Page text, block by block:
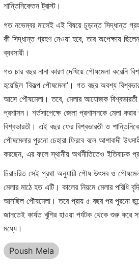
শান্তিনিকেতন ট্রাস্ট।
গত নভেম্বর মাসেই এই বিষয়ে চূড়ান্ত সিদ্ধান্ত
কী সিদ্ধান্ত গ্রহণ নেওয়া হবে, তার অপেক্ষায়
ব্যবসায়ী।
গত চার বছর নানা কারণ দেখিয়ে পৌষমেলা করেনি
হয়েছিল ‘বিকল্প পৌষমেলা’। গত বছর অবশ্য
আসে পৌষমেলা। তবে, মেলার আযোজক বিশ্বভারতী
প্রশাসন। শর্তসাপেক্ষে জেলা প্রশাসনকে মেলা করার
বিশ্বভারতী। এই বছর ফের বিশ্বভারতী ও
পৌষমেলার পুরনো চেহারা ফিরবে বলে আশাবাদী
করছেন, এর ফলে স্থানীয় অর্থনীতিতেও ইতিবাচক
চিরাচরিত সেই প্রথা অনুযায়ী পৌষ উৎসব ও
মেলার মাঠে হত এটি। কালের নিয়মে মেলার পরিধি
আসছিল পৌষমেলা। তবে প্রায় ৫ বছর পর পুরনো
জানতেই কার্যত খুশির হাওয়া পর্যটক থেকে শুরু করে
মধ্যে।
Poush Mela